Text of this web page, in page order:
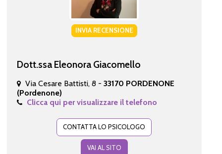
INVIA RECENSIONE
Dott.ssa Eleonora Giacomello
Via Cesare Battisti, 8 - 33170 PORDENONE
(Pordenone)
Clicca qui per visualizzare il telefono
CONTATTA LO PSICOLOGO
VAI AL SITO